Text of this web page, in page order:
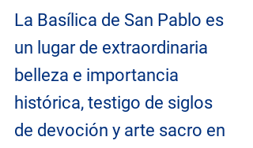
La Basílica de San Pablo es
un lugar de extraordinaria
belleza e importancia
histórica, testigo de siglos
de devoción y arte sacro en